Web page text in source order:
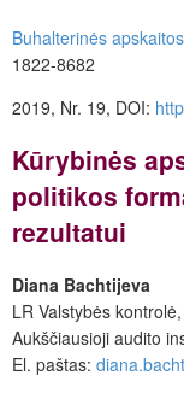
Buhalterinės
1822-8682
2019, Nr. 19, DOI:
Kūrybinės
politikos
rezultatui
Diana Bachtijeva
LR Valstybės kontrolė,
Aukščiausioji audito
El. paštas: